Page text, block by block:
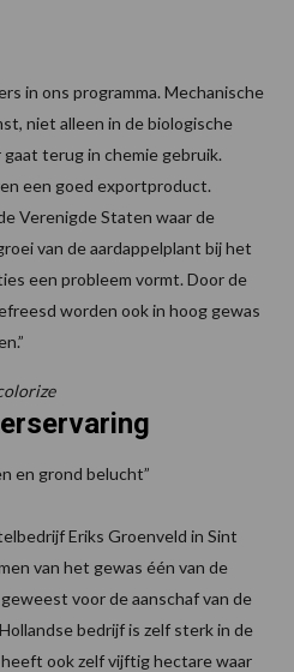
in ons programma. Mechanische
niet alleen in de biologische
terug in chemie gebruik.
een goed exportproduct.
Verenigde Staten waar de
van de aardappelplant bij het
een probleem vormt. Door de
worden ook in hoog gewas
en grond belucht”
Eriks Groenveld in Sint
van het gewas één van de
voor de aanschaf van de
bedrijf is zelf sterk in de
ook zelf vijftig hectare waar